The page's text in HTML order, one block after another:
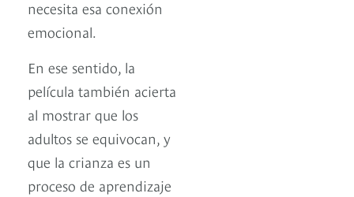
necesita esa conexión
emocional.
En ese sentido, la
película también acierta
al mostrar que los
adultos se equivocan, y
que la crianza es un
proceso de aprendizaje